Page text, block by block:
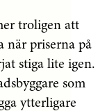
troligen att
när priserna på
stiga lite igen.
som
ytterligare